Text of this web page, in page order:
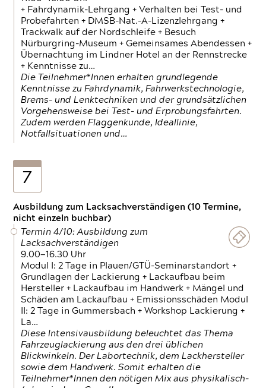
+ Fahrdynamik-Lehrgang + Verhalten bei Test- und
Probefahrten + DMSB-Nat.-A-Lizenzlehrgang +
Trackwalk auf der Nordschleife + Besuch
Nürburgring-Museum + Gemeinsames Abendessen +
Übernachtung im Lindner Hotel an der Rennstrecke
+ Kenntnisse zu…
Die Teilnehmer*Innen erhalten grundlegende
Kenntnisse zu Fahrdynamik, Fahrwerkstechnologie,
Brems- und Lenktechniken und der grundsätzlichen
Vorgehensweise bei Test- und Erprobungsfahrten.
Zudem werden Flaggenkunde, Ideallinie,
Notfallsituationen und…
7
Ausbildung zum Lacksachverständigen (10 Termine,
nicht einzeln buchbar)
Termin 4/10: Ausbildung zum
Lacksachverständigen
9.00—16.30 Uhr
Modul I: 2 Tage in Plauen/GTÜ-Seminarstandort +
Grundlagen der Lackierung + Lackaufbau beim
Hersteller + Lackaufbau im Handwerk + Mängel und
Schäden am Lackaufbau + Emissionsschäden Modul
II: 2 Tage in Gummersbach + Workshop Lackierung +
La…
Diese Intensivausbildung beleuchtet das Thema
Fahrzeuglackierung aus den drei üblichen
Blickwinkeln. Der Labortechnik, dem Lackhersteller
sowie dem Handwerk. Somit erhalten die
Teilnehmer*Innen den nötigen Mix aus physikalisch-